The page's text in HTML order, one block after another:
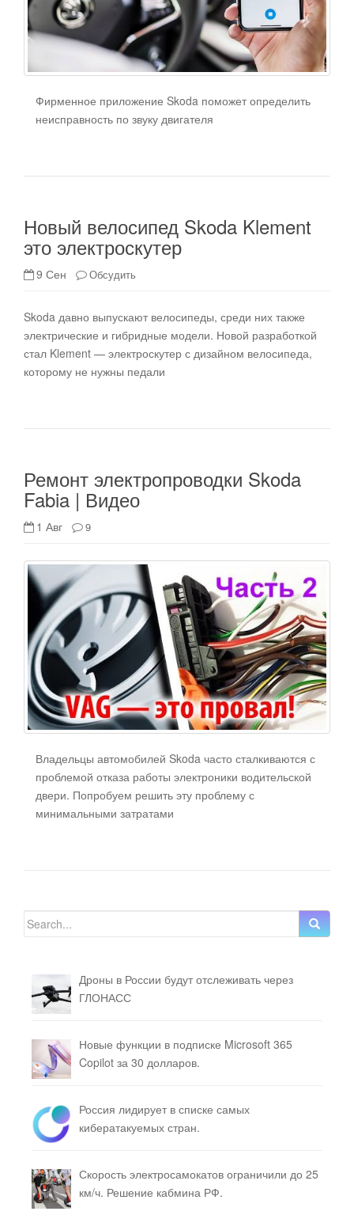
Фирменное приложение Skoda поможет определить
неисправность по звуку двигателя
Новый велосипед Skoda Klement
это электроскутер
9 Сен Обсудить
Skoda давно выпускают велосипеды, среди них также
электрические и гибридные модели. Новой разработкой
стал Klement — электроскутер с дизайном велосипеда,
которому не нужны педали
Ремонт электропроводки Skoda
Fabia | Видео
1 Авг 9
Владельцы автомобилей Skoda часто сталкиваются с
проблемой отказа работы электроники водительской
двери. Попробуем решить эту проблему с
минимальными затратами
Search for:
Дроны в России будут отслеживать через
ГЛОНАСС
Новые функции в подписке Microsoft 365
Copilot за 30 долларов.
Россия лидирует в списке самых
кибератакуемых стран.
Скорость электросамокатов ограничили до 25
км/ч. Решение кабмина РФ.